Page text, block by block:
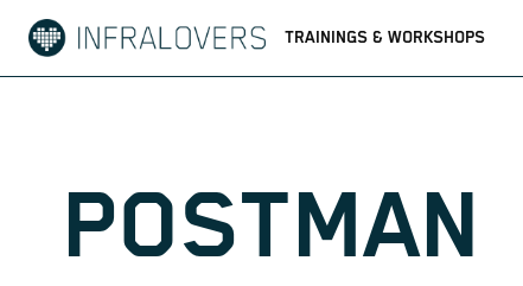
TRAININGS & WORKSHOPS
POSTMAN